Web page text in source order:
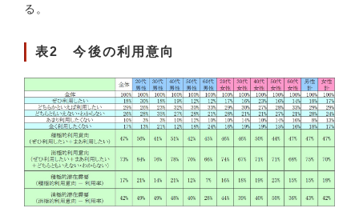
る。
表2 今後の利用意向